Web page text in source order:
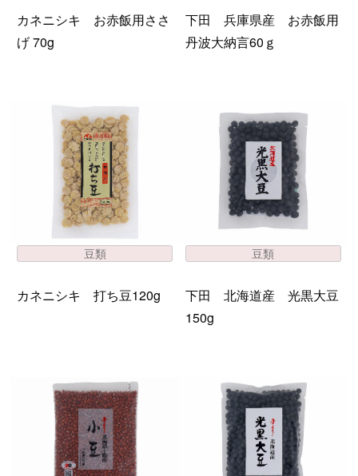
カネニシキ お赤飯用ささ
げ 70g
下田 兵庫県産 お赤飯用
丹波大納言60ｇ
豆類
カネニシキ 打ち豆120g
豆類
下田 北海道産 光黒大豆
150g